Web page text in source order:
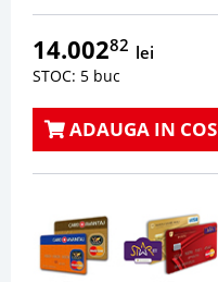
14.00282 lei
STOC: 5 buc
ADAUGA IN COS